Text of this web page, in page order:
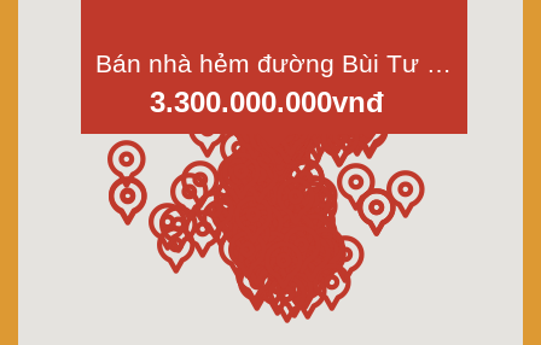
Bán nhà hẻm đường Bùi Tư Toàn, phường An Lạc, quận Bình Tân, Dt 4x10m, 1 lầu
3.300.000.000vnđ